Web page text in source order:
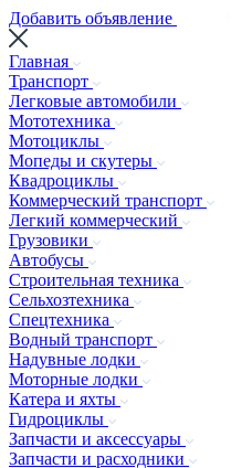
Добавить объявление
Главная
Транспорт
Легковые автомобили
Мототехника
Мотоциклы
Мопеды и скутеры
Квадроциклы
Коммерческий транспорт
Легкий коммерческий
Грузовики
Автобусы
Строительная техника
Сельхозтехника
Спецтехника
Водный транспорт
Надувные лодки
Моторные лодки
Катера и яхты
Гидроциклы
Запчасти и аксессуары
Запчасти и расходники